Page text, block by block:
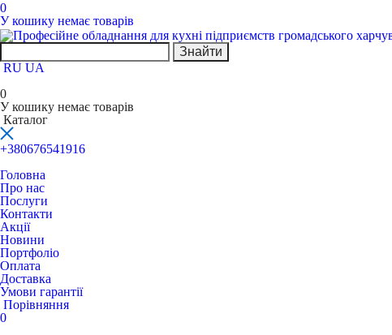
0
У кошику немає товарів
Знайти
RU UA
0
У кошику немає товарів
Каталог
+380676541916
Головна
Про нас
Послуги
Контакти
Акції
Новини
Портфоліо
Оплата
Доставка
Умови гарантії
Порівняння
0